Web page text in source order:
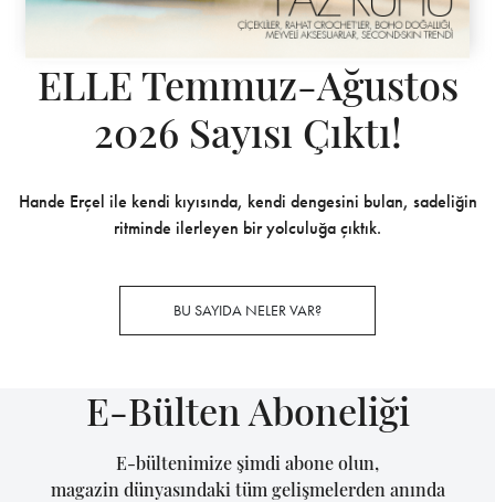
ELLE Temmuz-Ağustos
2026 Sayısı Çıktı!
Hande Erçel ile kendi kıyısında, kendi dengesini bulan, sadeliğin
ritminde ilerleyen bir yolculuğa çıktık.
BU SAYIDA NELER VAR?
E-Bülten Aboneliği
E-bültenimize şimdi abone olun,
magazin dünyasındaki tüm gelişmelerden anında